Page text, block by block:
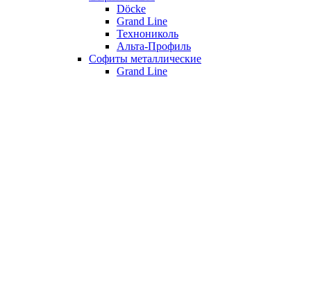
Döcke
Grand Line
Технониколь
Альта-Профиль
Софиты металлические
Grand Line